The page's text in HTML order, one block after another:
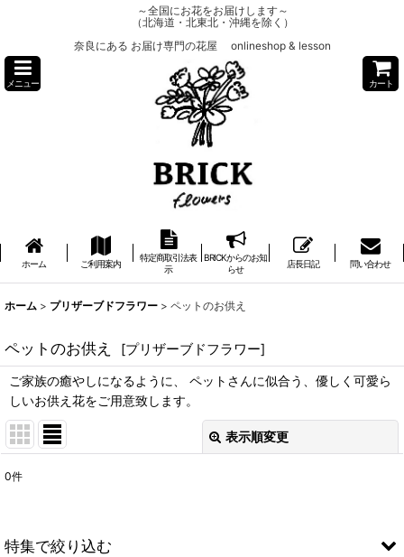
～全国にお花をお届けします～
（北海道・北東北・沖縄を除く）
奈良にある お届け専門の花屋 onlineshop & lesson
メニュー カート
ホーム ご利用案内
特定商取引法表
示
BRICKからのお知
らせ
店長日記 問い合わせ
ホーム > プリザーブドフラワー > ペットのお供え
ペットのお供え [プリザーブドフラワー]
ご家族の癒やしになるように、 ペットさんに似合う、優しく可愛ら
しいお供え花をご用意致します。
表示順変更
並び順:
0件
特集で絞り込む